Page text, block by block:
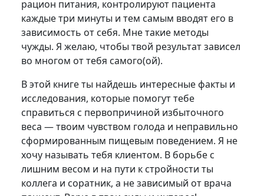
рацион питания, контролируют пациента
каждые три минуты и тем самым вводят его в
зависимость от себя. Мне такие методы
чужды. Я желаю, чтобы твой результат зависел
во многом от тебя самого(ой).
В этой книге ты найдешь интересные факты и
исследования, которые помогут тебе
справиться с первопричиной избыточного
веса — твоим чувством голода и неправильно
сформированным пищевым поведением. Я не
хочу называть тебя клиентом. В борьбе с
лишним весом и на пути к стройности ты
коллега и соратник, а не зависимый от врача